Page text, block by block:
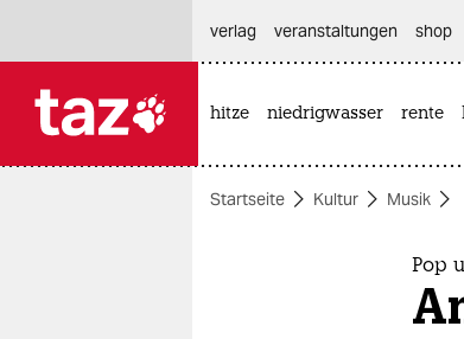
themen
verlag
veranstaltungen shop
hitze niedrigwasser rente
Startseite Kultur Musik
Pop